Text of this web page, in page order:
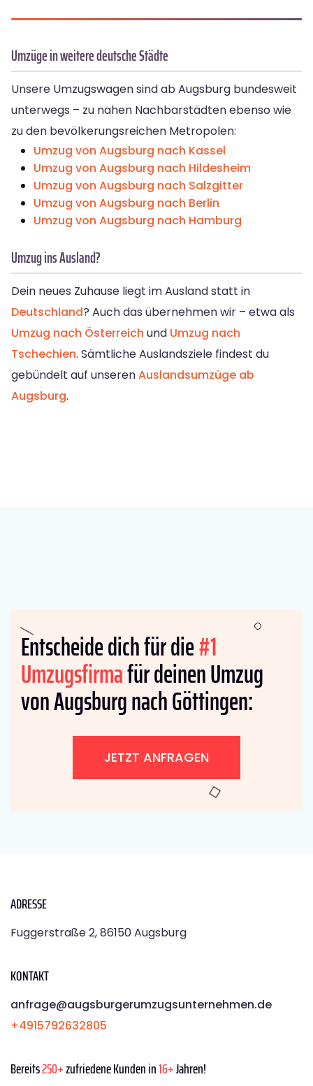
Umzüge in weitere deutsche Städte
Unsere Umzugswagen sind ab Augsburg bundesweit
unterwegs – zu nahen Nachbarstädten ebenso wie
zu den bevölkerungsreichen Metropolen:
Umzug von Augsburg nach Kassel
Umzug von Augsburg nach Hildesheim
Umzug von Augsburg nach Salzgitter
Umzug von Augsburg nach Berlin
Umzug von Augsburg nach Hamburg
Umzug ins Ausland?
Dein neues Zuhause liegt im Ausland statt in
Deutschland? Auch das übernehmen wir – etwa als
Umzug nach Österreich und Umzug nach
Tschechien. Sämtliche Auslandsziele findest du
gebündelt auf unserenAuslandsumzüge ab
Augsburg.
Entscheide dich für die#1
Umzugsfirmafür deinen Umzug
von Augsburg nach Göttingen:
JETZT ANFRAGEN
ADRESSE
Fuggerstraße 2, 86150 Augsburg
KONTAKT
anfrage@augsburgerumzugsunternehmen.de
+4915792632805
Bereits250+zufriedene Kunden in16+Jahren!